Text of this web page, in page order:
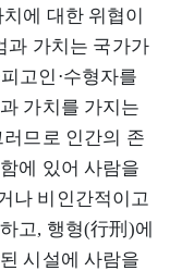
에 대한 위협이
과 가치는 국가가
고인⋅수형자를
가치를 가지는
므로 인간의 존
에 있어 사람을
나 비인간적이고
고, 행형(行刑)에
시설에 사람을